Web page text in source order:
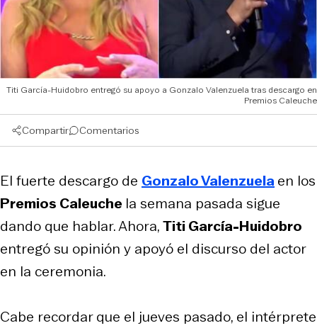
Titi García-Huidobro entregó su apoyo a Gonzalo Valenzuela tras descargo en
Premios Caleuche
Compartir Comentarios
El fuerte descargo de Gonzalo Valenzuelaen los
Premios Caleuche la semana pasada sigue
dando que hablar. Ahora,Titi García-Huidobro
entregó su opinión y apoyó el discurso del actor
en la ceremonia.
Cabe recordar que el jueves pasado, el intérprete